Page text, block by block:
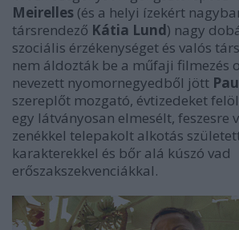
Meirelles (és a helyi ízekért
társrendező Kátia Lund) nagy
szociális érzékenységet és valós
nem áldozták be a műfaji filmezés
nevezett nyomornegyedből jött
szereplőt mozgató, évtizedeket
egy látványosan elmesélt, feszesre
zenékkel telepakolt alkotás
karakterekkel és bőr alá kúszó vad
erőszakszekvenciákkal.